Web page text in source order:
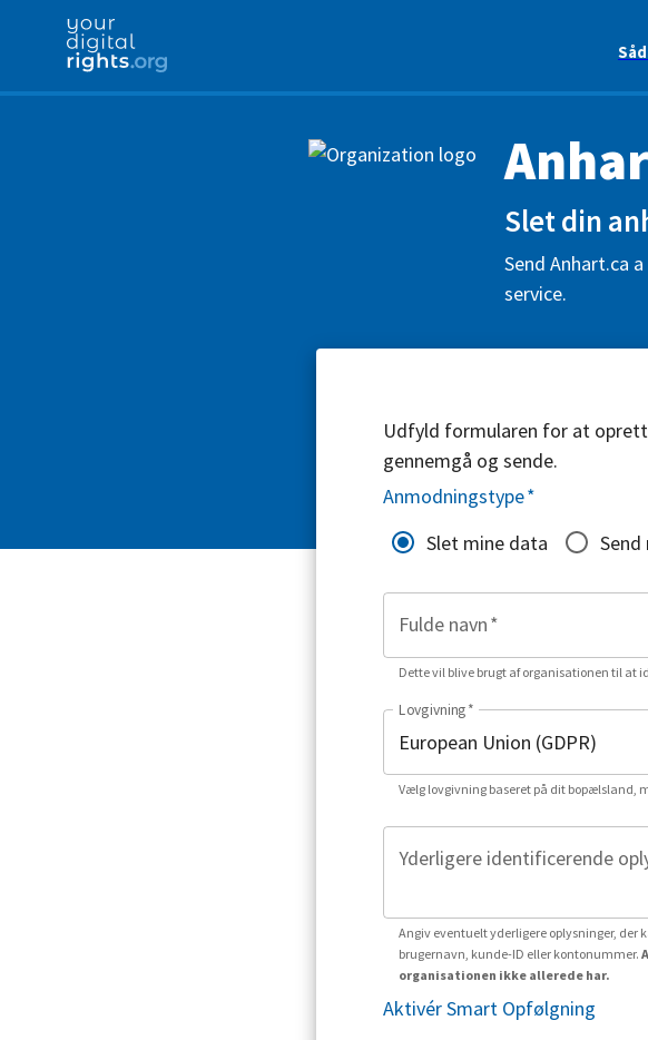
Slet din
Send Anhart.ca
service.
Udfyld formularen for at
gennemgå og sende.
Anmodningstype*
Slet mine data
Fulde navn*
Dette vil blive brugt af organisationen til at
Lovgivning*
Vælg lovgivning baseret på dit bopælsland,
Yderligere identificerende
Angiv eventuelt yderligere oplysninger, der
brugernavn, kunde-ID eller kontonummer.
organisationen ikke allerede har.
Aktivér Smart Opfølgning